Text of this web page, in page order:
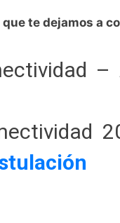
te dejamos a
–